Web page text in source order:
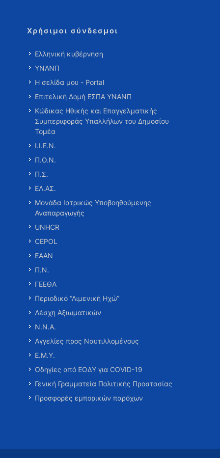
Χρήσιμοι σύνδεσμοι
Ελληνική κυβέρνηση
ΥΝΑΝΠ
Η σελίδα μου - Portal
Επιτελική Δομή ΕΣΠΑ ΥΝΑΝΠ
Κώδικας Ηθικής και Επαγγελματικής
Συμπεριφοράς Υπαλλήλων του Δημοσίου
Τομέα
Ι.Ι.Ε.Ν.
Π.Ο.Ν.
Π.Σ.
ΕΛ.ΑΣ.
Μονάδα Ιατρικώς Υποβοηθούμενης
Αναπαραγωγής
UNHCR
CEPOL
ΕΑΑΝ
Π.Ν.
ΓΕΕΘΑ
Περιοδικό “Λιμενική Ηχώ”
Λέσχη Αξιωματικών
Ν.Ν.Α.
Αγγελίες προς Ναυτιλλομένους
Ε.Μ.Υ.
Οδηγίες από ΕΟΔΥ για COVID-19
Γενική Γραμματεία Πολιτικής Προστασίας
Προσφορές εμπορικών παρόχων